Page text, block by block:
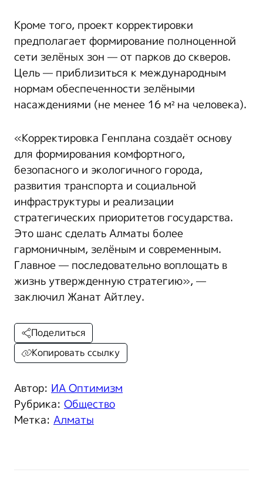
Кроме того, проект корректировки
предполагает формирование полноценной
сети зелёных зон — от парков до скверов.
Цель — приблизиться к международным
нормам обеспеченности зелёными
насаждениями (не менее 16 м² на человека).
«Корректировка Генплана создаёт основу
для формирования комфортного,
безопасного и экологичного города,
развития транспорта и социальной
инфраструктуры и реализации
стратегических приоритетов государства.
Это шанс сделать Алматы более
гармоничным, зелёным и современным.
Главное — последовательно воплощать в
жизнь утвержденную стратегию», —
заключил Жанат Айтлеу.
Автор: ИА Оптимизм
Рубрика: Общество
Метка: Алматы
Поделиться
Копировать ссылку